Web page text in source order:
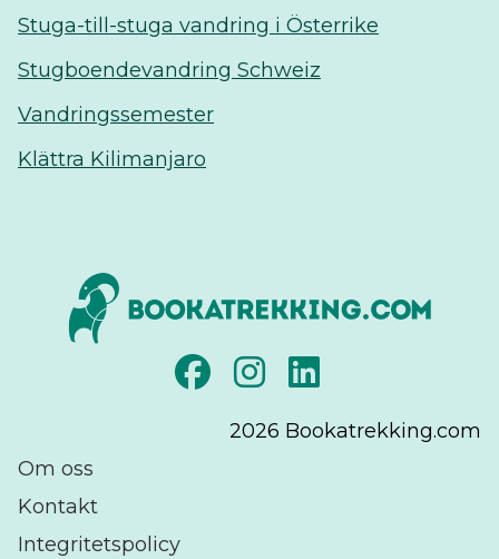
Stuga-till-stuga vandring i Österrike
Stugboendevandring Schweiz
Vandringssemester
Klättra Kilimanjaro
2026 Bookatrekking.com
Om oss
Kontakt
Integritetspolicy